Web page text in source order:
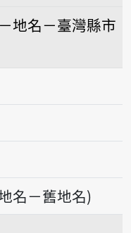
地名－臺灣縣市
名－舊地名)